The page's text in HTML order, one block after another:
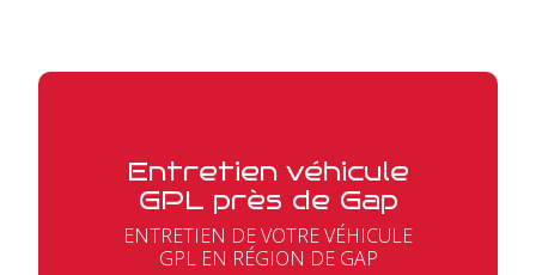
Entretien véhicule
GPL près de Gap
ENTRETIEN DE VOTRE VÉHICULE
GPL EN RÉGION DE GAP